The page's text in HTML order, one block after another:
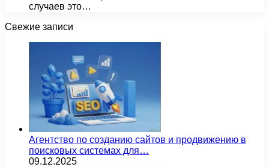
случаев это…
Свежие записи
Агентство по созданию сайтов и продвижению в
поисковых системах для…
09.12.2025